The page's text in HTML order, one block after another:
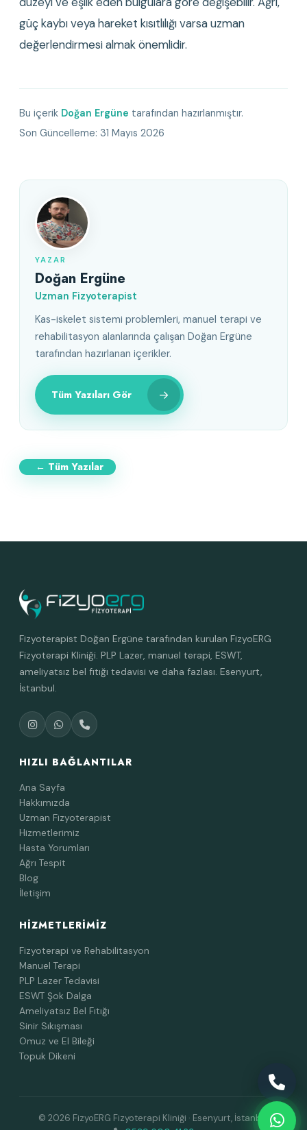
güç kaybı veya hareket kısıtlılığı varsa uzman
değerlendirmesi almak önemlidir.
Bu içerik Doğan Ergüne tarafından hazırlanmıştır.
Son Güncelleme: 31 Mayıs 2026
YAZAR
Doğan Ergüne
Uzman Fizyoterapist
Kas-iskelet sistemi problemleri, manuel terapi ve
rehabilitasyon alanlarında çalışan Doğan Ergüne
tarafından hazırlanan içerikler.
Tüm Yazıları Gör →
← Tüm Yazılar
Fizyoterapist Doğan Ergüne tarafından kurulan FizyoERG
Fizyoterapi Kliniği. PLP Lazer, manuel terapi, ESWT,
ameliyatsız bel fıtığı tedavisi ve daha fazlası. Esenyurt,
İstanbul.
HIZLI BAĞLANTILAR
Ana Sayfa
Hakkımızda
Uzman Fizyoterapist
Hizmetlerimiz
Hasta Yorumları
Ağrı Tespit
Blog
İletişim
HIZMETLERIMIZ
Fizyoterapi ve Rehabilitasyon
Manuel Terapi
PLP Lazer Tedavisi
ESWT Şok Dalga
Ameliyatsız Bel Fıtığı
Sinir Sıkışması
Omuz ve El Bileği
Topuk Dikeni
© 2026 FizyoERG Fizyoterapi Kliniği · Esenyurt, İstanbul